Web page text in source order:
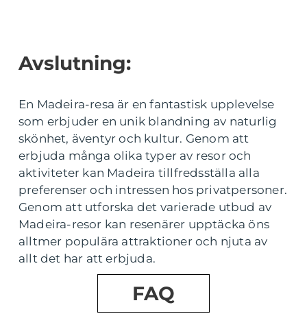
Avslutning:
En Madeira-resa är en fantastisk upplevelse
som erbjuder en unik blandning av naturlig
skönhet, äventyr och kultur. Genom att
erbjuda många olika typer av resor och
aktiviteter kan Madeira tillfredsställa alla
preferenser och intressen hos privatpersoner.
Genom att utforska det varierade utbud av
Madeira-resor kan resenärer upptäcka öns
alltmer populära attraktioner och njuta av
allt det har att erbjuda.
FAQ